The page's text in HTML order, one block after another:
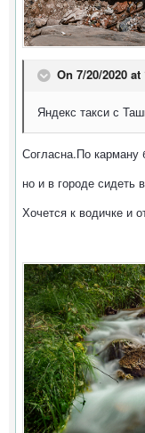
On 7/20/2020 at
Яндекс такси с
Согласна.По карману
но и в городе сидеть
Хочется к водичке и